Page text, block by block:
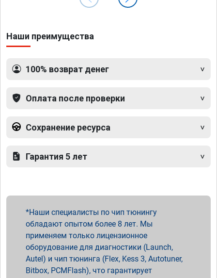
Наши преимущества
100% возврат денег
Оплата после проверки
Сохранение ресурса
Гарантия 5 лет
Наши специалисты по чип тюнингу
обладают опытом более 8 лет. Мы
применяем только лицензионное
оборудование для диагностики (Launch,
Autel) и чип тюнинга (Flex, Kess 3, Autotuner,
Bitbox, PCMFlash), что гарантирует